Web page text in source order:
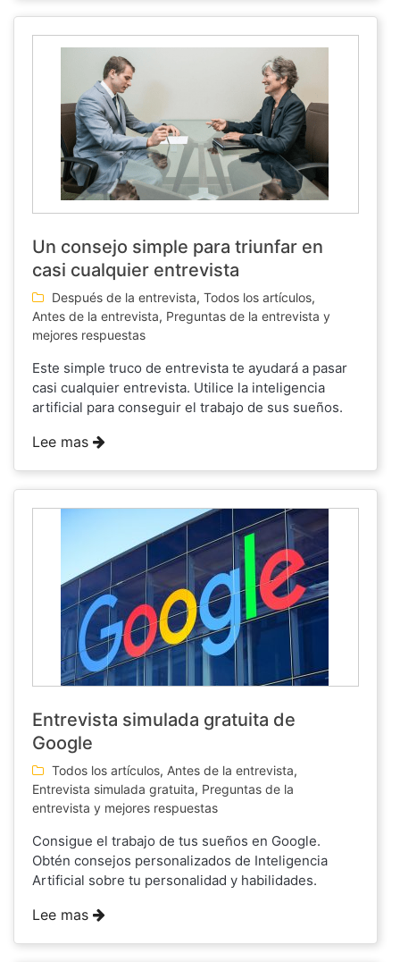
Un consejo simple para triunfar en
casi cualquier entrevista
Después de la entrevista, Todos los artículos,
Antes de la entrevista, Preguntas de la entrevista y
mejores respuestas
Este simple truco de entrevista te ayudará a pasar
casi cualquier entrevista. Utilice la inteligencia
artificial para conseguir el trabajo de sus sueños.
Lee mas
Entrevista simulada gratuita de
Google
Todos los artículos, Antes de la entrevista,
Entrevista simulada gratuita, Preguntas de la
entrevista y mejores respuestas
Consigue el trabajo de tus sueños en Google.
Obtén consejos personalizados de Inteligencia
Artificial sobre tu personalidad y habilidades.
Lee mas